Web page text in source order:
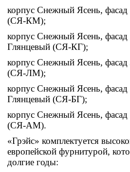
корпус Снежный Ясень,
(СЯ-КМ);
корпус Снежный Ясень,
Глянцевый (СЯ-КГ);
корпус Снежный Ясень,
(СЯ-ЛМ);
корпус Снежный Ясень,
Глянцевый (СЯ-БГ);
корпус Снежный Ясень,
(СЯ-АМ).
«Грэйс» комплектуется
европейской фурнитурой,
долгие годы: